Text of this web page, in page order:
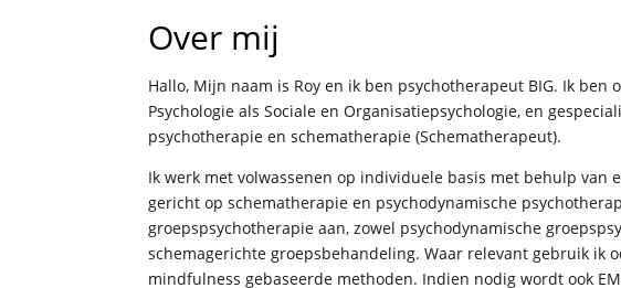
Over mij
Hallo, Mijn naam is Roy en ik ben psychotherapeut BIG. Ik ben
Psychologie als Sociale en Organisatiepsychologie, en
psychotherapie en schematherapie (Schematherapeut).
Ik werk met volwassenen op individuele basis met behulp van
gericht op schematherapie en psychodynamische
groepspsychotherapie aan, zowel psychodynamische
schemagerichte groepsbehandeling. Waar relevant gebruik ik
mindfulness gebaseerde methoden. Indien nodig wordt ook